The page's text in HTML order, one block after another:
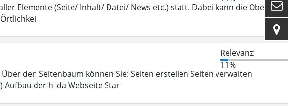
Elemente (Seite/ Inhalt/ Datei/ News etc.) statt. Dabei kann die
Relevanz:
11%
den Seitenbaum können Sie: Seiten erstellen Seiten verwalten
Aufbau der h_da Webseite Star

